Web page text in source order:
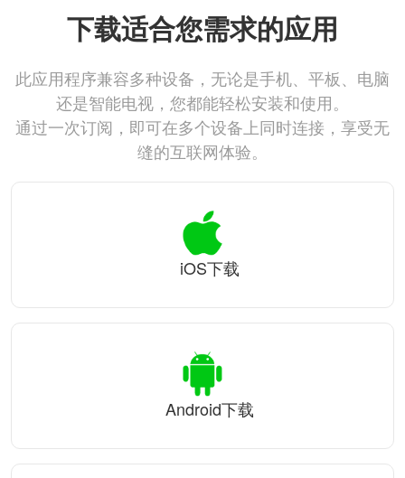
下载适合您需求的应用
此应用程序兼容多种设备，无论是手机、平板、电脑
还是智能电视，您都能轻松安装和使用。
通过一次订阅，即可在多个设备上同时连接，享受无
缝的互联网体验。
iOS下载
Android下载